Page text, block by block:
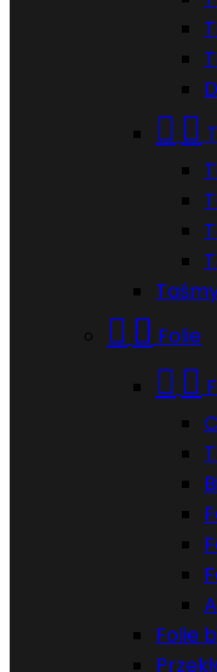
 
  Folie
 
Folie